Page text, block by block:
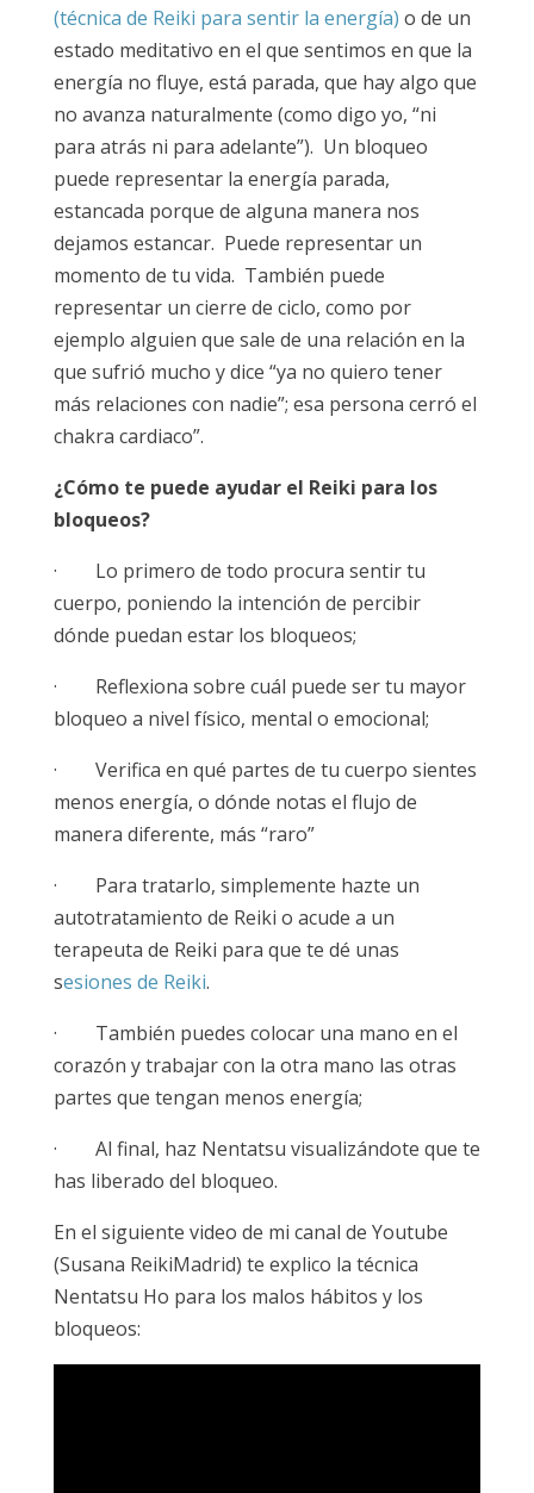
(técnica de Reiki para sentir la energía) o de un
estado meditativo en el que sentimos en que la
energía no fluye, está parada, que hay algo que
no avanza naturalmente (como digo yo, “ni
para atrás ni para adelante”). Un bloqueo
puede representar la energía parada,
estancada porque de alguna manera nos
dejamos estancar. Puede representar un
momento de tu vida. También puede
representar un cierre de ciclo, como por
ejemplo alguien que sale de una relación en la
que sufrió mucho y dice “ya no quiero tener
más relaciones con nadie”; esa persona cerró el
chakra cardiaco”.
¿Cómo te puede ayudar el Reiki para los
bloqueos?
· Lo primero de todo procura sentir tu
cuerpo, poniendo la intención de percibir
dónde puedan estar los bloqueos;
· Reflexiona sobre cuál puede ser tu mayor
bloqueo a nivel físico, mental o emocional;
· Verifica en qué partes de tu cuerpo sientes
menos energía, o dónde notas el flujo de
manera diferente, más “raro”
· Para tratarlo, simplemente hazte un
autotratamiento de Reiki o acude a un
terapeuta de Reiki para que te dé unas
sesiones de Reiki.
· También puedes colocar una mano en el
corazón y trabajar con la otra mano las otras
partes que tengan menos energía;
· Al final, haz Nentatsu visualizándote que te
has liberado del bloqueo.
En el siguiente video de mi canal de Youtube
(Susana ReikiMadrid) te explico la técnica
Nentatsu Ho para los malos hábitos y los
bloqueos: